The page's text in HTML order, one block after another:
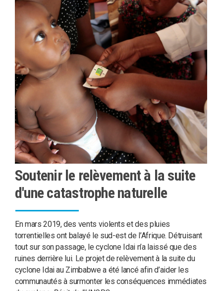
Soutenir le relèvement à la suite
d'une catastrophe naturelle
En mars 2019, des vents violents et des pluies
torrentielles ont balayé le sud-est de l’Afrique. Détruisant
tout sur son passage, le cyclone Idai n’a laissé que des
ruines derrière lui. Le projet de relèvement à la suite du
cyclone Idai au Zimbabwe a été lancé afin d’aider les
communautés à surmonter les conséquences immédiates